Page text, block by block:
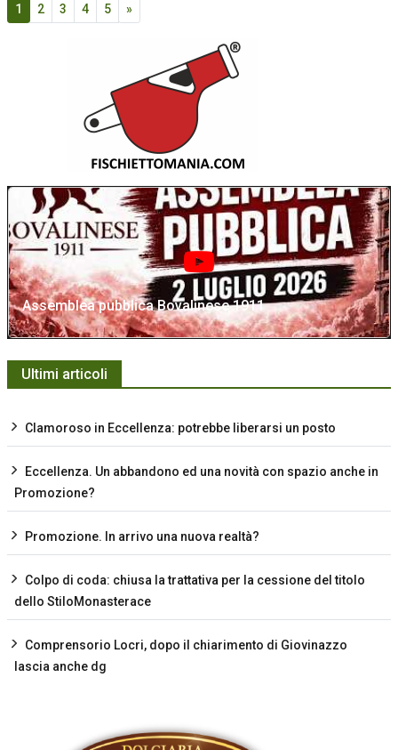
1 2 3 4 5 »
Assemblea pubblica Bovalinese 1911
Ultimi articoli
Clamoroso in Eccellenza: potrebbe liberarsi un posto
Eccellenza. Un abbandono ed una novità con spazio anche in
Promozione?
Promozione. In arrivo una nuova realtà?
Colpo di coda: chiusa la trattativa per la cessione del titolo
dello StiloMonasterace
Comprensorio Locri, dopo il chiarimento di Giovinazzo
lascia anche dg